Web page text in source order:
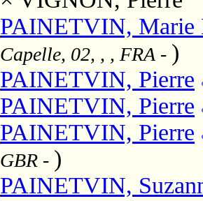
PAINETVIN, Marie
Capelle, 02, , , FRA - )
PAINETVIN, Pierre
PAINETVIN, Pierre
PAINETVIN, Pierre
GBR - )
PAINETVIN,